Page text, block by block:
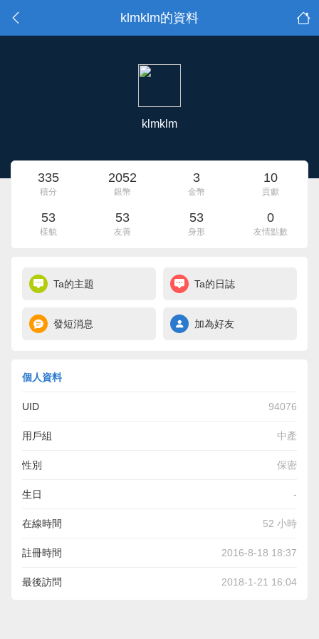
klmklm的資料
klmklm
335
積分
2052
銀幣
3
金幣
10
貢獻
53
樣貌
53
友善
53
身形
0
友情點數
Ta的主題 Ta的日誌
發短消息 加為好友
個人資料
UID 94076
用戶組 中產
性別 保密
生日 -
在線時間 52 小時
註冊時間 2016-8-18 18:37
最後訪問 2018-1-21 16:04